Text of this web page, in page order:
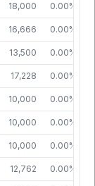
18,000 0.00%
16,666 0.00%
13,500 0.00%
17,228 0.00%
10,000 0.00%
10,000 0.00%
10,000 0.00%
12,762 0.00%